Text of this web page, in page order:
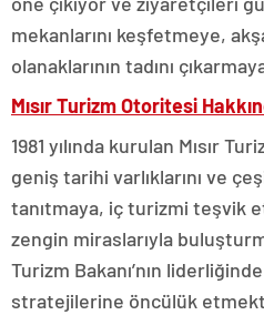
mekanlarını keşfetmeye,
olanaklarının tadını
Mısır Turizm Otoritesi
1981 yılında kurulan Mısır
geniş tarihi varlıklarını ve
tanıtmaya, iç turizmi teşvik
zengin miraslarıyla
Turizm Bakanı’nın
stratejilerine öncülük